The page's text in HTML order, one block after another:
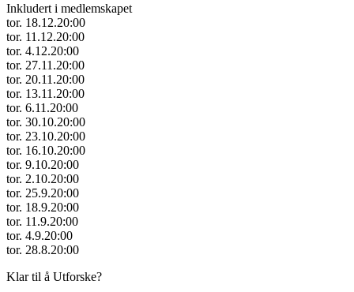
Inkludert i medlemskapet
tor. 18.12.20:00
tor. 11.12.20:00
tor. 4.12.20:00
tor. 27.11.20:00
tor. 20.11.20:00
tor. 13.11.20:00
tor. 6.11.20:00
tor. 30.10.20:00
tor. 23.10.20:00
tor. 16.10.20:00
tor. 9.10.20:00
tor. 2.10.20:00
tor. 25.9.20:00
tor. 18.9.20:00
tor. 11.9.20:00
tor. 4.9.20:00
tor. 28.8.20:00
Klar til å Utforske?